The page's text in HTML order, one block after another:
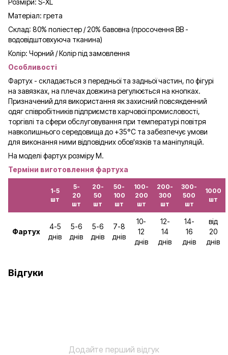
Матеріал: грета
Склад: 80% поліестер / 20% бавовна (просочення ВВ -
водовідштовхуюча тканина)
Колір: Чорний /Колір під замовлення
Особливості
Фартух - складається з передньої та задньої частин, по фігурі
на завязках, на плечах довжина регулюється на кнопках.
Призначений для використання як захисний повсякденний
одяг співробітників підприємств харчової промисловості,
торгівлі та сфери обслуговування при температурі повітря
навколишнього середовища до +35°С та забезпечує умови
для виконання ними відповідних обов'язків та маніпуляцій.
На моделі фартух розміру М.
Терміни виготовлення фартуха
1-5
шт
5-
20
шт
20-
50
шт
50-
100
шт
100-
200
шт
200-
300
шт
300-
500
шт
1000
шт
Фартух
4-5
днів
5-6
днів
5-6
днів
7-8
днів
10-
12
днів
12-
14
днів
14-
16
днів
від
20
днів
Відгуки
Додайте перший відгук